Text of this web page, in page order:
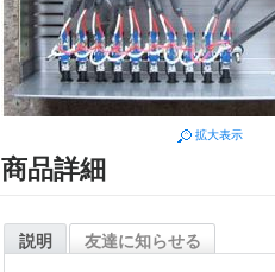
拡大表示
商品詳細
説明 友達に知らせる